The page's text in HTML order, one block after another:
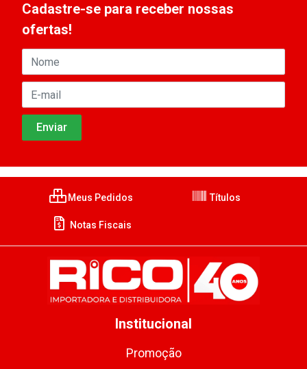
Cadastre-se para receber nossas
ofertas!
Meus Pedidos Títulos
Notas Fiscais
Institucional
Promoção